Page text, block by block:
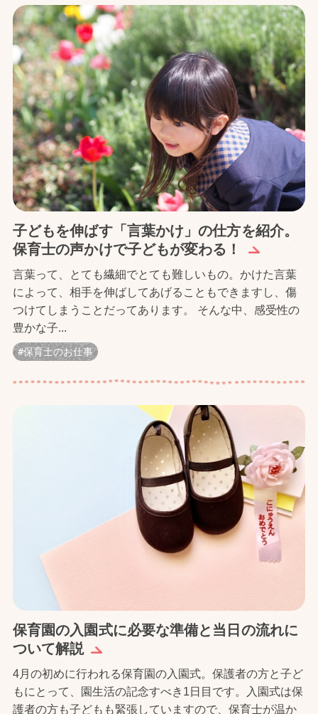
子どもを伸ばす「言葉かけ」の仕方を紹介。
保育士の声かけで子どもが変わる！
言葉って、とても繊細でとても難しいもの。かけた言葉
によって、相手を伸ばしてあげることもできますし、傷
つけてしまうことだってあります。 そんな中、感受性の
豊かな子...
保育士のお仕事
保育園の入園式に必要な準備と当日の流れに
ついて解説
4月の初めに行われる保育園の入園式。保護者の方と子ど
もにとって、園生活の記念すべき1日目です。入園式は保
護者の方も子どもも緊張していますので、保育士が温か